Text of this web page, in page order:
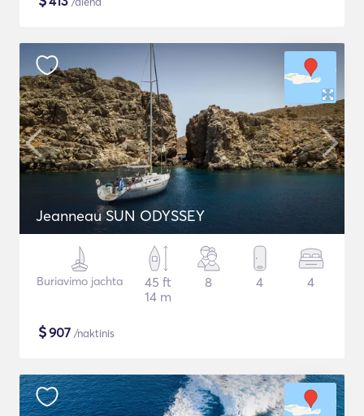
Jeanneau SUN ODYSSEY
Buriavimo jachta
45 ft
14 m
8 4 4
$907 /naktinis